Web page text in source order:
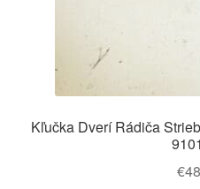
Kľučka Dverí Rádiča
€